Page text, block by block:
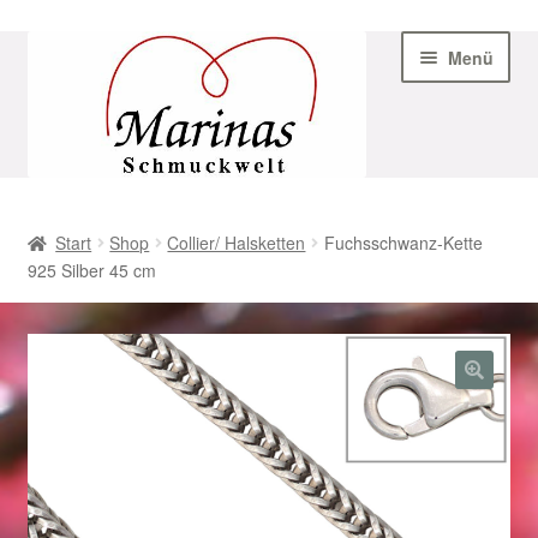
Navigation
Menü
AGB
Beispiel-Seite
Datenschutz
Geschenke zu Ostern 2023
Geschenke zu Ostern 2024
Start Shop Collier/ Halsketten
Fuchsschwanz-Kette
925 Silber 45 cm